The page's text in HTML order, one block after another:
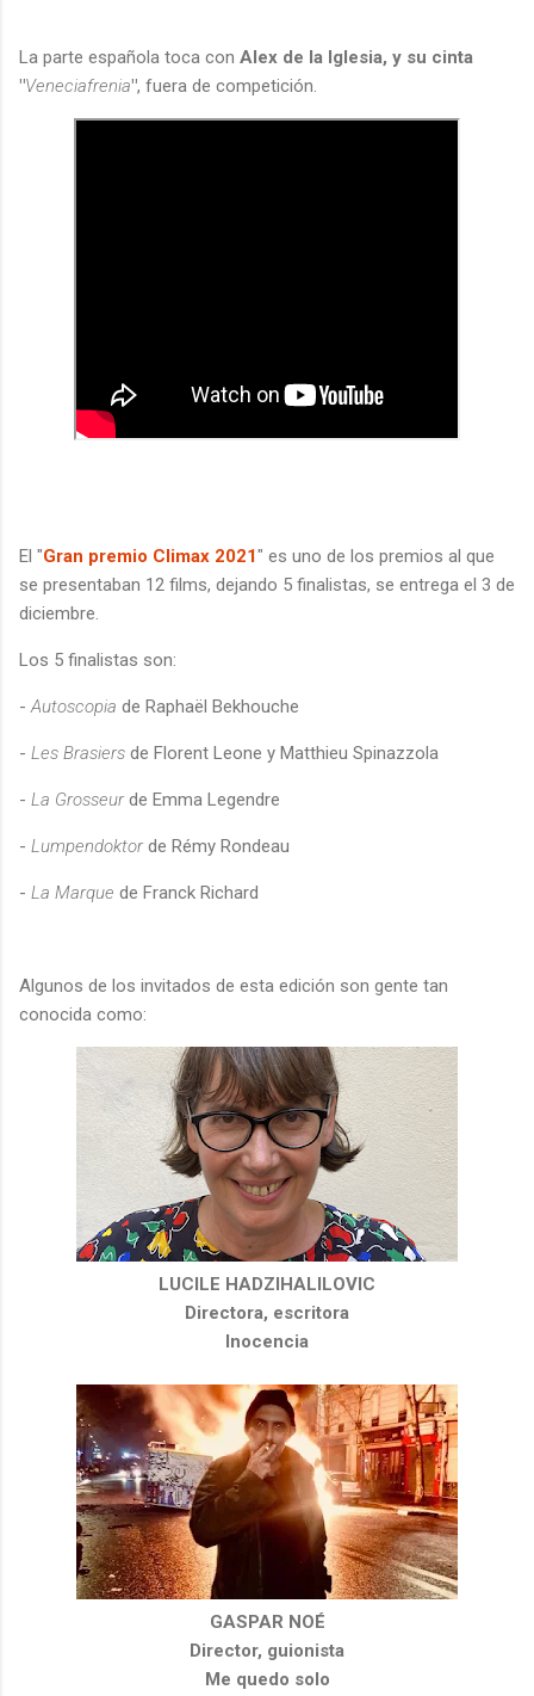
La parte española toca con Alex de la Iglesia, y su cinta
"Veneciafrenia", fuera de competición.
El "Gran premio Climax 2021" es uno de los premios al que
se presentaban 12 films, dejando 5 finalistas, se entrega el 3 de
diciembre.
Los 5 finalistas son:
- Autoscopia de Raphaël Bekhouche
- Les Brasiers de Florent Leone y Matthieu Spinazzola
- La Grosseurde Emma Legendre
- Lumpendoktorde Rémy Rondeau
- La Marque de Franck Richard
Algunos de los invitados de esta edición son gente tan
conocida como:
LUCILE HADZIHALILOVIC
Directora, escritora
Inocencia
GASPAR NOÉ
Director, guionista
Me quedo solo